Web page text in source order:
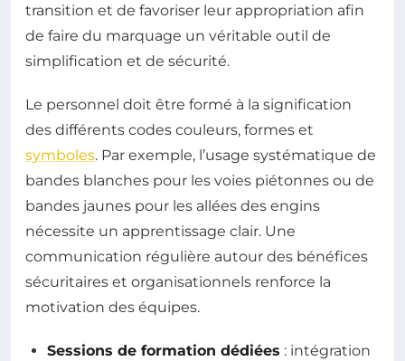
transition et de favoriser leur appropriation afin
de faire du marquage un véritable outil de
simplification et de sécurité.
Le personnel doit être formé à la signification
des différents codes couleurs, formes et
symboles. Par exemple, l’usage systématique de
bandes blanches pour les voies piétonnes ou de
bandes jaunes pour les allées des engins
nécessite un apprentissage clair. Une
communication régulière autour des bénéfices
sécuritaires et organisationnels renforce la
motivation des équipes.
Sessions de formation dédiées : intégration